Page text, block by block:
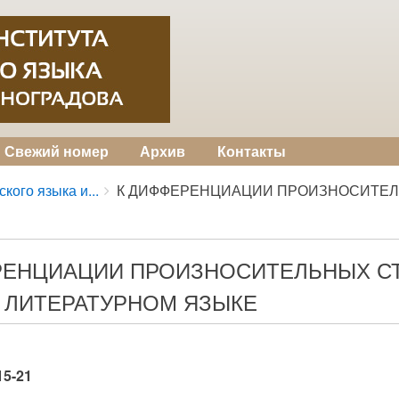
Свежий номер Архив
Контакты
языка и...
К ДИФФЕРЕНЦИАЦИИ
ПРОИЗНОСИТЕЛЬНЫХ
ЯЗЫКЕ
21